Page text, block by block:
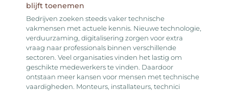
blijft toenemen
Bedrijven zoeken steeds vaker technische
vakmensen met actuele kennis. Nieuwe technologie,
verduurzaming, digitalisering zorgen voor extra
vraag naar professionals binnen verschillende
sectoren. Veel organisaties vinden het lastig om
geschikte medewerkers te vinden. Daardoor
ontstaan meer kansen voor mensen met technische
vaardigheden. Monteurs, installateurs, technici